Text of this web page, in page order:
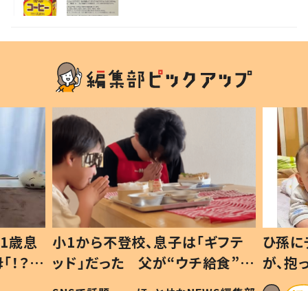
歳息
？」
小1から不登校、息子は「ギフテ
ッド」だった 父が“ウチ給食”を
作り続ける理由とは #令和の親
ひ孫
が、
「涙が